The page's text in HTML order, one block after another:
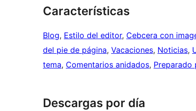
Características
Blog, Estilo del editor, Cebcera con
del pie de página, Vacaciones, Noticias,
tema, Comentarios anidados, Preparado
Descargas por día